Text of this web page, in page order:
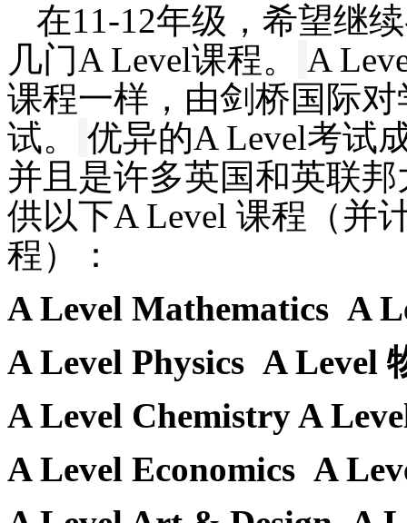
在11-12年级，希望继
几门A Level课程。
A
课程一样， 由剑桥国际
试。 优异的A Level考试
并且是许多英国和英联邦
供以下A Level 课程（并
程）：
A Level Mathematics A L
A Level Physics A Level
A Level Chemistry A Le
A Level Economics A Le